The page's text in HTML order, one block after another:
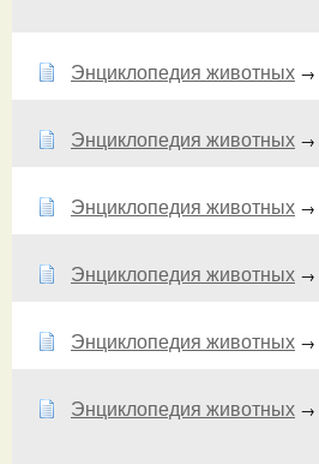
Энциклопедия животных →
Энциклопедия животных →
Энциклопедия животных →
Энциклопедия животных →
Энциклопедия животных →
Энциклопедия животных →